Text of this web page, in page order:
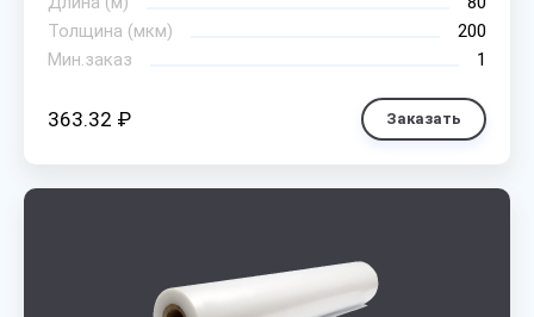
Толщина (мкм)
200
Мин.заказ
1
363.32 ₽ Заказать